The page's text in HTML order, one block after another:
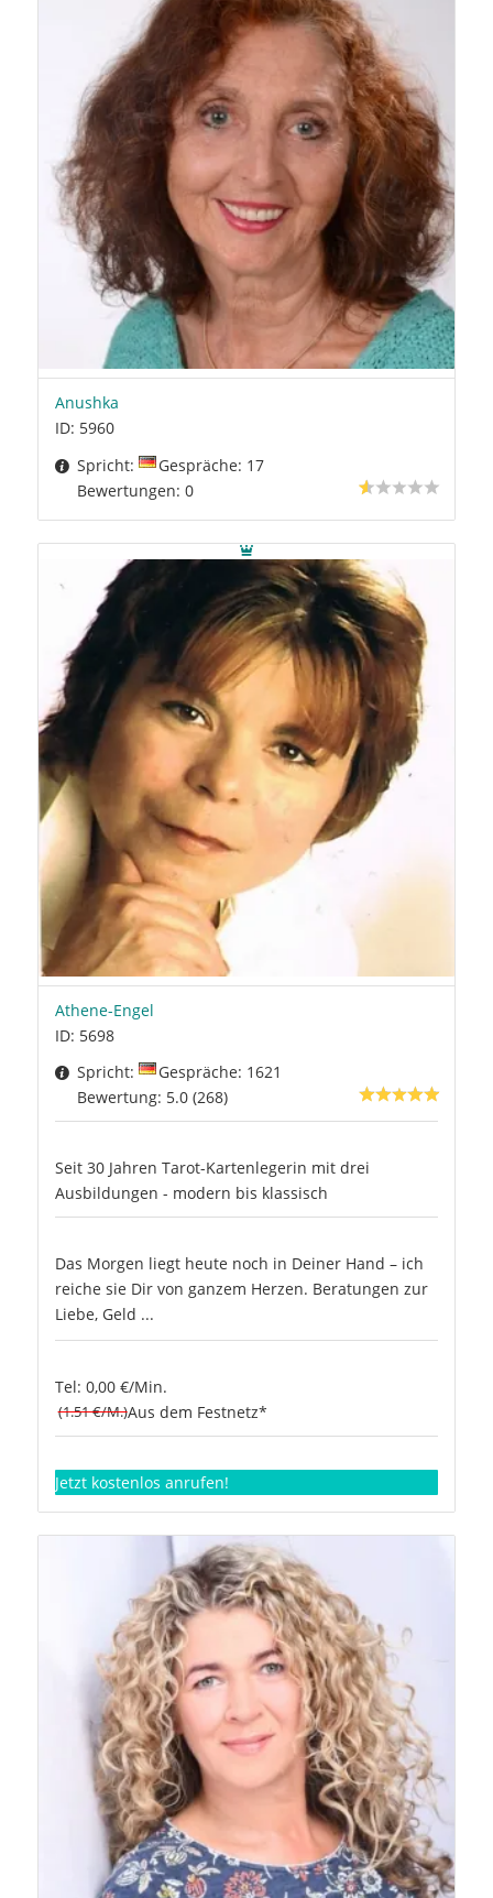
Anushka
ID: 5960
Spricht:
Gespräche: 17
Bewertungen: 0
Athene-Engel
ID: 5698
Spricht:
Gespräche: 1621
Bewertung: 5.0 (268)
Seit 30 Jahren Tarot-Kartenlegerin mit drei
Ausbildungen - modern bis klassisch
Das Morgen liegt heute noch in Deiner Hand – ich
reiche sie Dir von ganzem Herzen. Beratungen zur
Liebe, Geld ...
Tel: 0,00 €/Min.
(1.51 €/M.)Aus dem Festnetz*
Jetzt kostenlos anrufen!